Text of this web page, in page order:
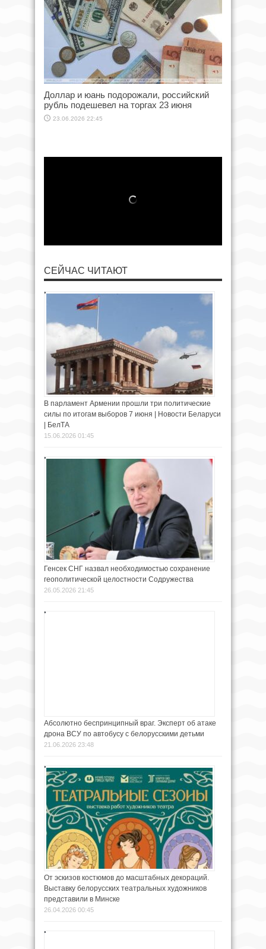
Доллар и юань подорожали, российский
рубль подешевел на торгах 23 июня
23.06.2026 22:45
СЕЙЧАС ЧИТАЮТ
В парламент Армении прошли три политические
силы по итогам выборов 7 июня | Новости Беларуси
| БелТА
15.06.2026 01:45
Генсек СНГ назвал необходимостью сохранение
геополитической целостности Содружества
26.05.2026 21:45
Абсолютно беспринципный враг. Эксперт об атаке
дрона ВСУ по автобусу с белорусскими детьми
21.06.2026 23:48
От эскизов костюмов до масштабных декораций.
Выставку белорусских театральных художников
представили в Минске
26.04.2026 00:45